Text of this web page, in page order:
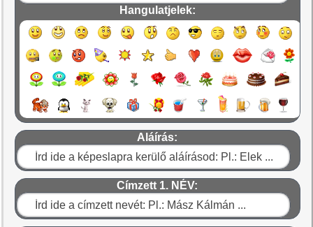
Hangulatjelek:
Aláírás:
Címzett 1. NÉV: